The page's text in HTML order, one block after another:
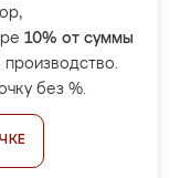
10% от суммы
производство.
без %.